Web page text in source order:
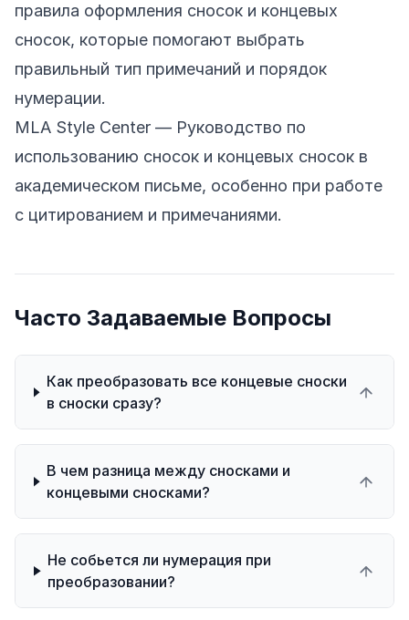
правила оформления сносок и концевых
сносок, которые помогают выбрать
правильный тип примечаний и порядок
нумерации.
MLA Style Center — Руководство по
использованию сносок и концевых сносок в
академическом письме, особенно при работе
с цитированием и примечаниями.
Часто Задаваемые Вопросы
Как преобразовать все концевые сноски
в сноски сразу?
В чем разница между сносками и
концевыми сносками?
Не собьется ли нумерация при
преобразовании?